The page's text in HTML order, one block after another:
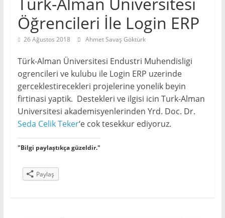
Öğrencileri İle Login ERP
26 Ağustos 2018 Ahmet Savaş Göktürk
Türk-Alman Üniversitesi Endustri Muhendisligi
ogrencileri ve kulubu ile Login ERP uzerinde
gerceklestirecekleri projelerine yonelik beyin
firtinasi yaptik. Destekleri ve ilgisi icin Turk-Alman
Universitesi akademisyenlerinden Yrd. Doc. Dr.
Seda Celik Teker‘e cok tesekkur ediyoruz.
"Bilgi paylaştıkça güzeldir."
Paylaş